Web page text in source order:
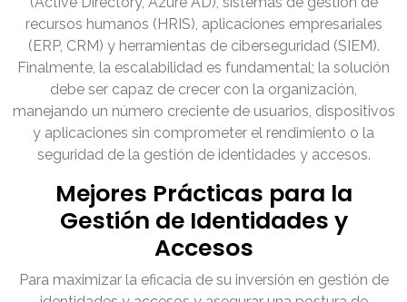
recursos humanos (HRIS), aplicaciones empresariales
(ERP, CRM) y herramientas de ciberseguridad (SIEM).
Finalmente, la escalabilidad es fundamental; la solución
debe ser capaz de crecer con la organización,
manejando un número creciente de usuarios, dispositivos
y aplicaciones sin comprometer el rendimiento o la
seguridad de la gestión de identidades y accesos.
Mejores Prácticas para la
Gestión de Identidades y
Accesos
Para maximizar la eficacia de su inversión en gestión de